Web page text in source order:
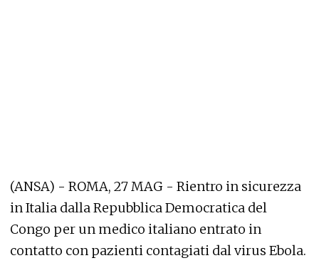
(ANSA) - ROMA, 27 MAG - Rientro in sicurezza
in Italia dalla Repubblica Democratica del
Congo per un medico italiano entrato in
contatto con pazienti contagiati dal virus Ebola.